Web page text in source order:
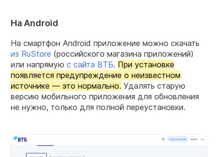
На Android
На смартфон Android приложение можно скачать
из RuStore (российского магазина приложений)
или напрямую с сайта ВТБ. При установке
появляется предупреждение о неизвестном
источнике — это нормально. Удалять старую
версию мобильного приложения для обновления
не нужно, только для полной переустановки.